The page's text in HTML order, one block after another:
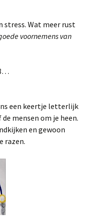
stress. Wat meer rust
voornemens van
een keertje letterlijk
mensen om je heen.
en gewoon
razen.